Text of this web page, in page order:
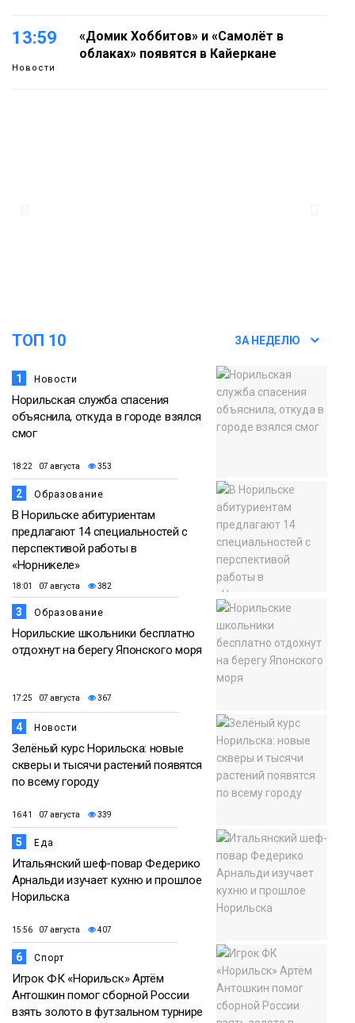
13:59
Новости
«Домик Хоббитов» и «Самолёт в
облаках» появятся в Кайеркане
ТОП 10 ЗА НЕДЕЛЮ
1 Новости
Норильская служба спасения
объяснила, откуда в городе взялся
смог
18:22 07 августа 353
2 Образование
В Норильске абитуриентам
предлагают 14 специальностей с
перспективой работы в
«Норникеле»
18:01 07 августа 382
3 Образование
Норильские школьники бесплатно
отдохнут на берегу Японского моря
17:25 07 августа 367
4 Новости
Зелёный курс Норильска: новые
скверы и тысячи растений появятся
по всему городу
16:41 07 августа 339
5 Еда
Итальянский шеф-повар Федерико
Арнальди изучает кухню и прошлое
Норильска
15:56 07 августа 407
6 Спорт
Игрок ФК «Норильск» Артём
Антошкин помог сборной России
взять золото в футзальном турнире